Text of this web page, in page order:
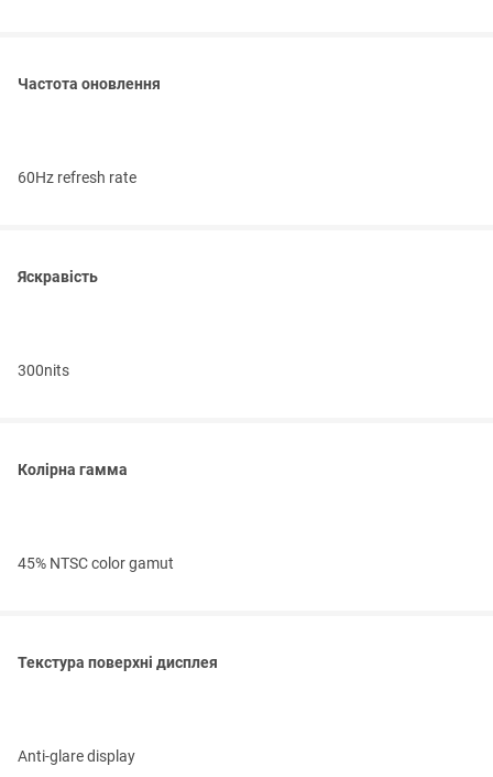
Частота оновлення
60Hz refresh rate
Яскравість
300nits
Колірна гамма
45% NTSC color gamut
Текстура поверхні дисплея
Anti-glare display